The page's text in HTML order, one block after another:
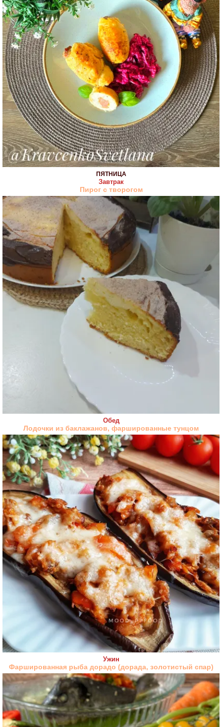
ПЯТНИЦА
Завтрак
Пирог с творогом
Обед
Лодочки из баклажанов, фаршированные тунцом
Ужин
Фаршированная рыба дорадо (дорада, золотистый спар)